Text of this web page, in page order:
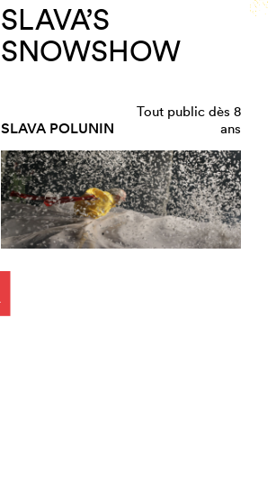
SLAVA’S
SNOWSHOW
SLAVA POLUNIN
Tout public dès 8
ans